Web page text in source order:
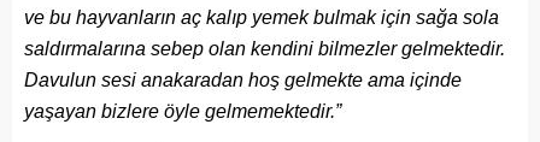
ve bu hayvanların aç kalıp yemek bulmak için sağa sola
saldırmalarına sebep olan kendini bilmezler gelmektedir.
Davulun sesi anakaradan hoş gelmekte ama içinde
yaşayan bizlere öyle gelmemektedir.”